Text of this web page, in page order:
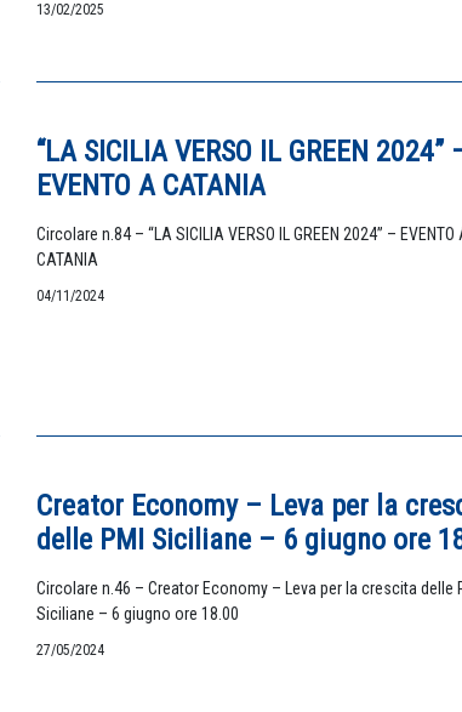
13/02/2025
“LA SICILIA VERSO IL GREEN 2024”
EVENTO A CATANIA
Circolare n.84 – “LA SICILIA VERSO IL GREEN 2024” – EVENTO
CATANIA
04/11/2024
Creator Economy – Leva per la
delle PMI Siciliane – 6 giugno ore
Circolare n.46 – Creator Economy – Leva per la crescita delle
Siciliane – 6 giugno ore 18.00
27/05/2024